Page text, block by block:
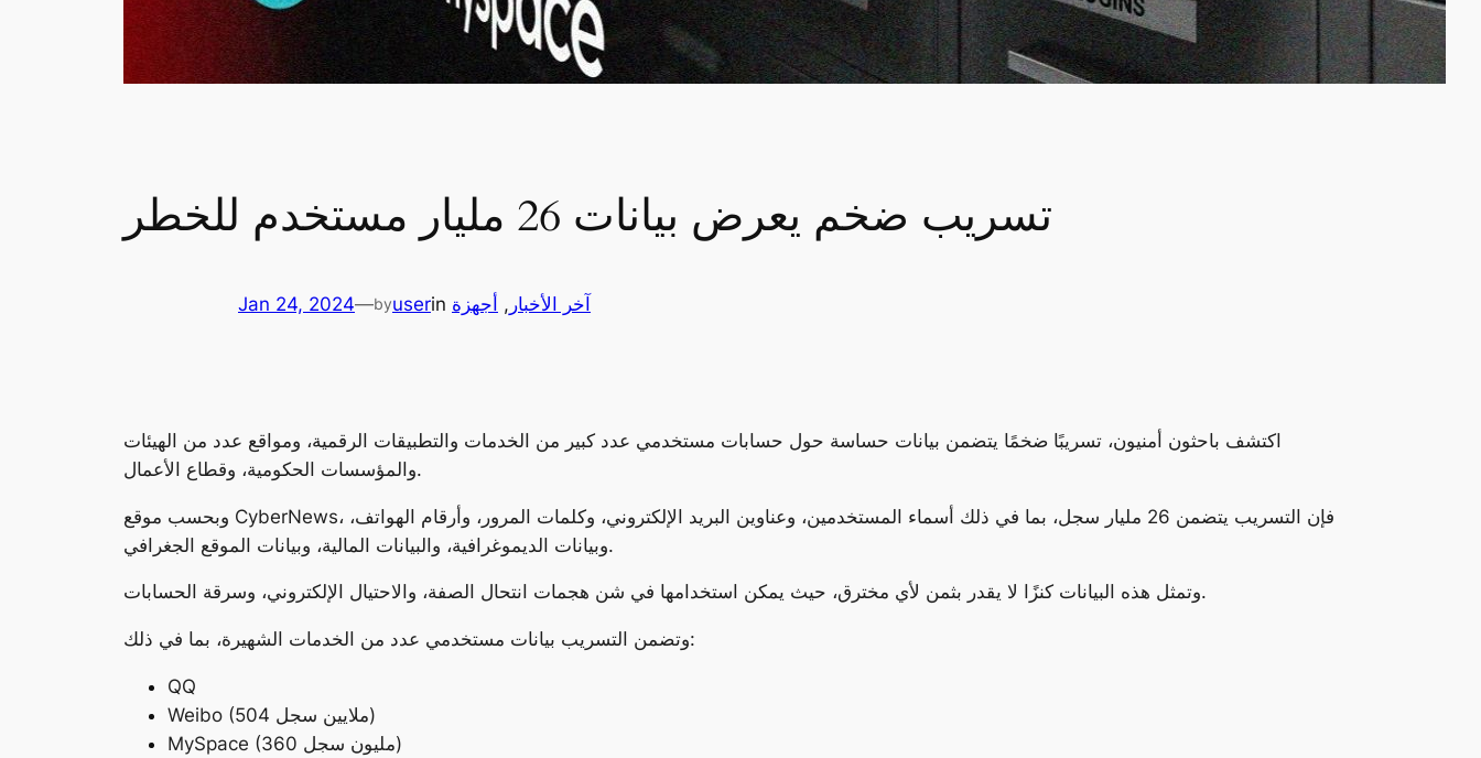
تسريب ضخم يعرض بيانات 26 مليار مستخدم للخطر
Jan 24, 2024—byuserin آخر الأخبار , أجهزة
اكتشف باحثون أمنيون، تسريبًا ضخمًا يتضمن بيانات حساسة حول حسابات مستخدمي عدد كبير من الخدمات والتطبيقات الرقمية، ومواقع عدد من الهيئات
والمؤسسات الحكومية، وقطاع الأعمال.
وبحسب موقع CyberNews، فإن التسريب يتضمن 26 مليار سجل، بما في ذلك أسماء المستخدمين، وعناوين البريد الإلكتروني، وكلمات المرور، وأرقام الهواتف،
وبيانات الديموغرافية، والبيانات المالية، وبيانات الموقع الجغرافي.
وتمثل هذه البيانات كنزًا لا يقدر بثمن لأي مخترق، حيث يمكن استخدامها في شن هجمات انتحال الصفة، والاحتيال الإلكتروني، وسرقة الحسابات.
وتضمن التسريب بيانات مستخدمي عدد من الخدمات الشهيرة، بما في ذلك:
QQ
Weibo (504 ملايين سجل)
MySpace (360 مليون سجل)